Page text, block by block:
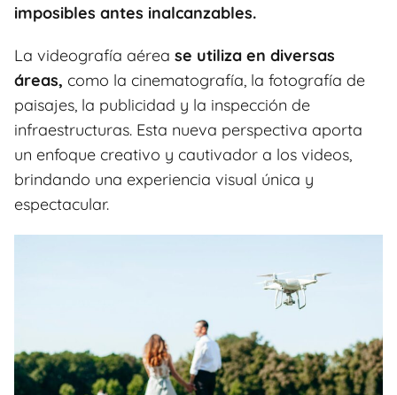
imposibles antes inalcanzables.
La videografía aérea se utiliza en diversas
áreas, como la cinematografía, la fotografía de
paisajes, la publicidad y la inspección de
infraestructuras. Esta nueva perspectiva aporta
un enfoque creativo y cautivador a los videos,
brindando una experiencia visual única y
espectacular.